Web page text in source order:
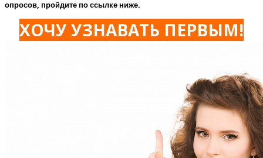
опросов, пройдите по ссылке ниже.
ХОЧУ УЗНАВАТЬ ПЕРВЫМ!